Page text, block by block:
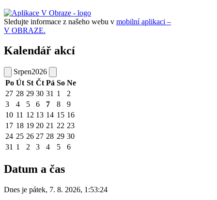
Sledujte informace z našeho webu v mobilní aplikaci –
V OBRAZE.
Kalendář akcí
Srpen2026
Po Út St Čt Pá So Ne
27 28 29 30 31 1
2
3
4 5 6 7 8
9
10 11 12 13 14 15 16
17 18 19 20 21 22 23
24 25 26 27 28 29 30
31 1 2 3 4 5 6
Datum a čas
Dnes je pátek, 7. 8. 2026, 1:53:24